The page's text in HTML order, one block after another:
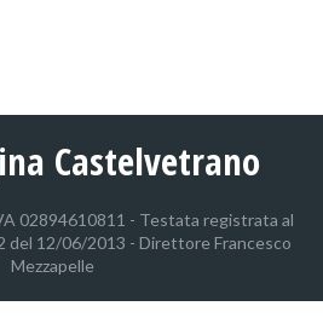
Castelvetrano
02894610811 - Testata registrata al
del 12/06/2013 - Direttore Francesco
Mezzapelle